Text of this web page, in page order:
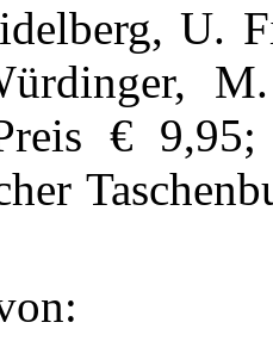
U.
€